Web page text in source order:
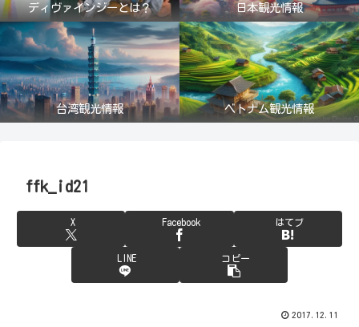
ディヴァインジーとは？ 日本観光情報
台湾観光情報 ベトナム観光情報
ffk_id21
X Facebook はてブ
LINE コピー
2017.12.11